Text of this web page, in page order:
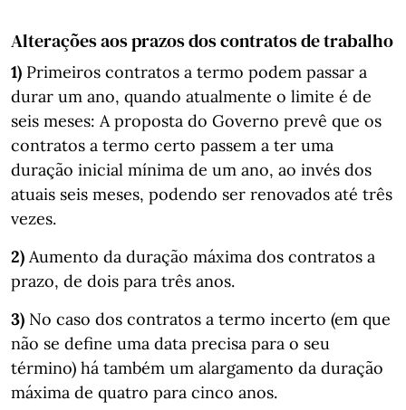
Alterações aos prazos dos contratos de trabalho
1) Primeiros contratos a termo podem passar a
durar um ano, quando atualmente o limite é de
seis meses: A proposta do Governo prevê que os
contratos a termo certo passem a ter uma
duração inicial mínima de um ano, ao invés dos
atuais seis meses, podendo ser renovados até três
vezes.
2) Aumento da duração máxima dos contratos a
prazo, de dois para três anos.
3) No caso dos contratos a termo incerto (em que
não se define uma data precisa para o seu
término) há também um alargamento da duração
máxima de quatro para cinco anos.